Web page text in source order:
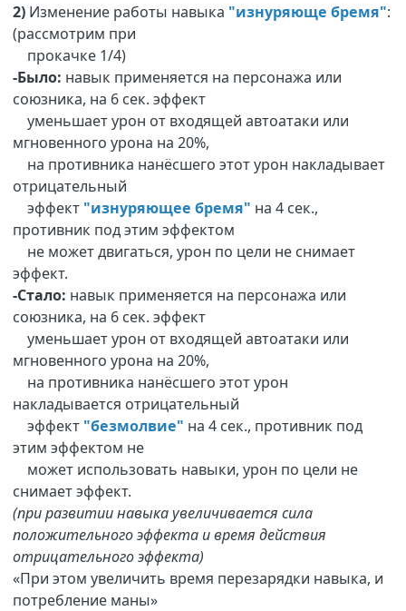
2) Изменение работы навыка "изнуряюще бремя":
(рассмотрим при
прокачке 1/4)
-Было: навык применяется на персонажа или
союзника, на 6 сек. эффект
уменьшает урон от входящей автоатаки или
мгновенного урона на 20%,
на противника нанёсшего этот урон накладывает
отрицательный
эффект "изнуряющее бремя" на 4 сек.,
противник под этим эффектом
не может двигаться, урон по цели не снимает
эффект.
-Стало: навык применяется на персонажа или
союзника, на 6 сек. эффект
уменьшает урон от входящей автоатаки или
мгновенного урона на 20%,
на противника нанёсшего этот урон
накладывается отрицательный
эффект "безмолвие" на 4 сек., противник под
этим эффектом не
может использовать навыки, урон по цели не
снимает эффект.
(при развитии навыка увеличивается сила
положительного эффекта и время действия
отрицательного эффекта)
«При этом увеличить время перезарядки навыка, и
потребление маны»